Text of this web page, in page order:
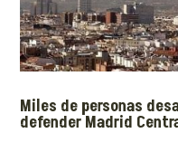
Miles de personas
defender Madrid